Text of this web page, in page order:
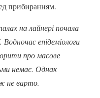
прибиранням.
на лайнері почала
епідеміологи
про масове
немає. Однак
не варто.